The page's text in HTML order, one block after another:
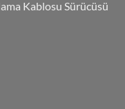
Kablosu Sürücüsü